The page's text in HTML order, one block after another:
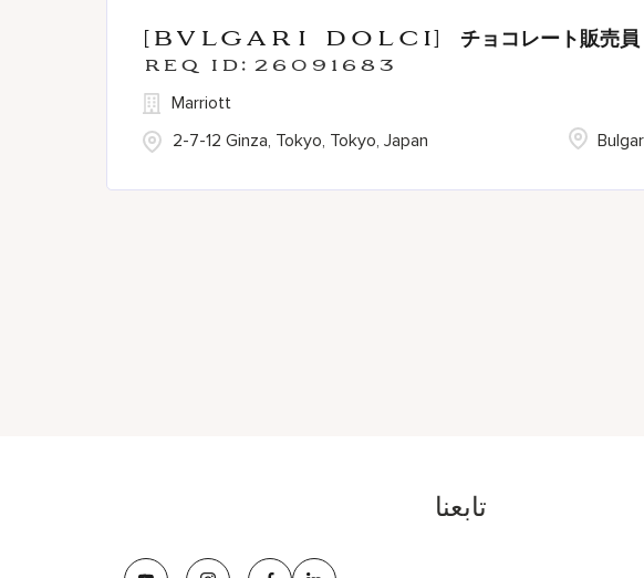
[BVLGARI DOLCI] チョコレート販売員
26091683
2-7-12 Ginza, Tokyo, Tokyo, Japan
Marriott
تابعنا